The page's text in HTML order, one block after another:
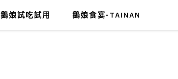
鵝娘試吃試用 鵝娘食宴-TAINAN